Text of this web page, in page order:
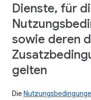
Dienste, für
sowie deren
gelten
Die